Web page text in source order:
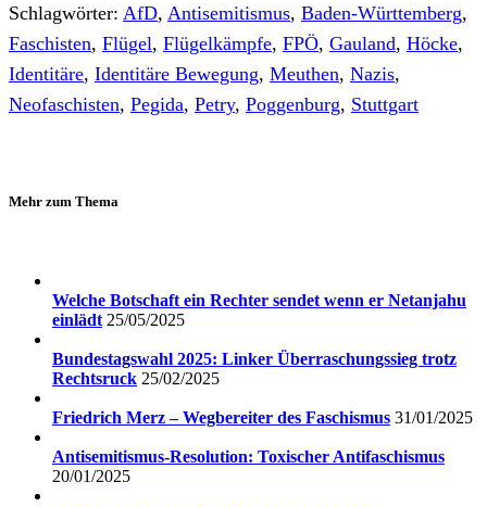
Schlagwörter: AfD, Antisemitismus, Baden-Württemberg,
Faschisten, Flügel, Flügelkämpfe, FPÖ, Gauland, Höcke,
Identitäre, Identitäre Bewegung, Meuthen, Nazis,
Neofaschisten, Pegida, Petry, Poggenburg, Stuttgart
Mehr zum Thema
Welche Botschaft ein Rechter sendet wenn er Netanjahu
einlädt 25/05/2025
Bundestagswahl 2025: Linker Überraschungssieg trotz
Rechtsruck 25/02/2025
Friedrich Merz – Wegbereiter des Faschismus 31/01/2025
Antisemitismus-Resolution: Toxischer Antifaschismus
20/01/2025